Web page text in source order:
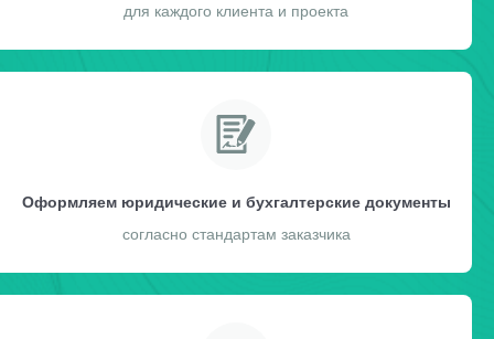
для каждого клиента и проекта
Оформляем юридические и бухгалтерские документы
согласно стандартам заказчика